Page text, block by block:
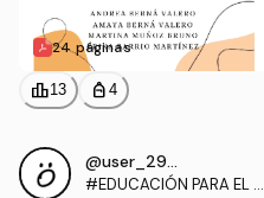
24 páginas
leaderboard13 personal_bag 4
@user_2935509
#EDUCACIÓN PARA EL D